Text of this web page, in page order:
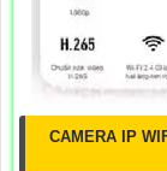
CAMERA IP